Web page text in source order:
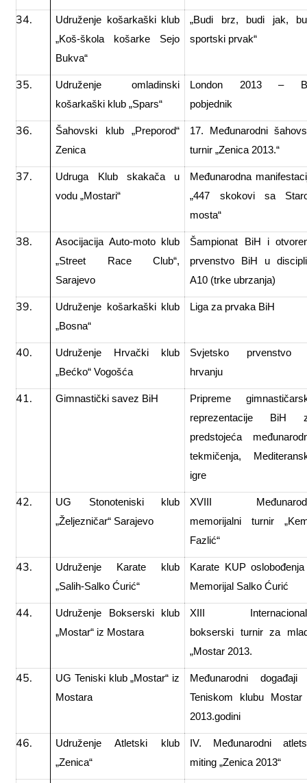
Udruženje košarkaški klub
„Koš-škola košarke Sejo
Bukva“
„Budi brz, budi jak,
sportski prvak“
Udruženje omladinski
košarkaški klub „Spars“
London 2013 –
pobjednik
Šahovski klub „Preporod“
Zenica
17. Međunarodni
turnir „Zenica 2013.“
Udruga Klub skakača u
vodu „Mostari“
Međunarodna
„447 skokovi sa
mosta“
Asocijacija Auto-moto klub
„Street Race Club“,
Sarajevo
Šampionat BiH i
prvenstvo BiH u
A10 (trke ubrzanja)
Udruženje košarkaški klub
„Bosna“
Liga za prvaka BiH
Udruženje Hrvački klub
„Bećko“ Vogošća
Svjetsko prvenstvo
hrvanju
Gimnastički savez BiH
Pripreme
reprezentacije BiH
predstojeća
tekmičenja,
igre
UG Stonoteniski klub
„Željezničar“ Sarajevo
XVIII
memorijalni turnir
Fazlić“
Udruženje Karate klub
„Salih-Salko Ćurić“
Karate KUP
Memorijal Salko Ćurić
Udruženje Bokserski klub
„Mostar“ iz Mostara
XIII
bokserski turnir za
„Mostar 2013.
UG Teniski klub „Mostar“ iz
Mostara
Međunarodni događaji
Teniskom klubu Mostar
2013.godini
Udruženje Atletski klub
„Zenica“
IV. Međunarodni
miting „Zenica 2013“